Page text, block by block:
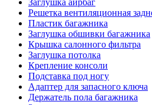
Решетка вентиляционная
Пластик багажника
Заглушка обшивки багажника
Крышка салонного фильтра
Заглушка потолка
Крепление консоли
Подставка под ногу
Адаптер для запасного ключа
Держатель пола багажника